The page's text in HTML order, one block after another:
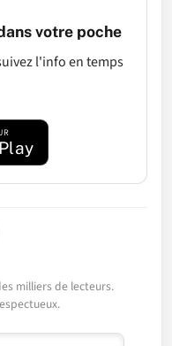
votre poche
l'info en temps
milliers de lecteurs.